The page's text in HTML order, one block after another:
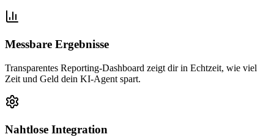
Messbare Ergebnisse
Transparentes Reporting-Dashboard zeigt dir in Echtzeit, wie viel
Zeit und Geld dein KI-Agent spart.
Nahtlose Integration